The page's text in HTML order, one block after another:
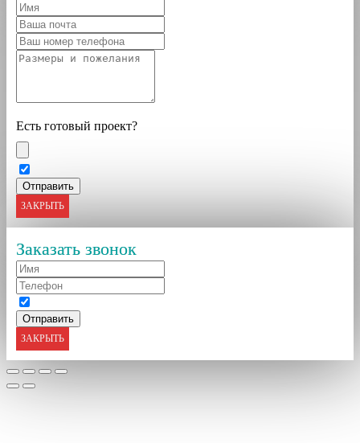
Есть готовый проект?
ЗАКРЫТЬ
Заказать звонок
ЗАКРЫТЬ